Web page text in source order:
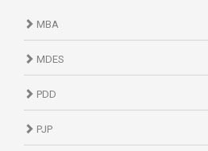
MBA
MDES
PDD
PJP